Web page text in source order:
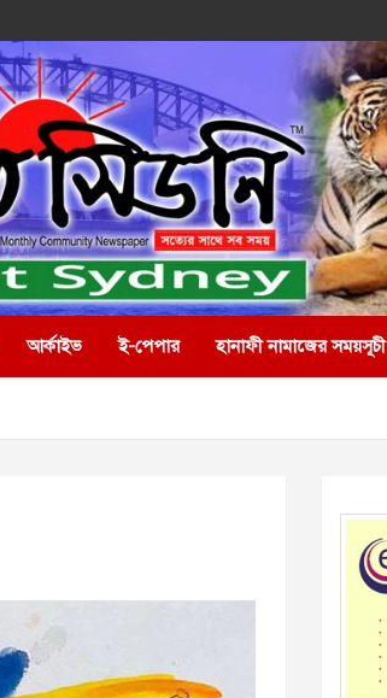
আর্কাইভ ই-পেপার হানাফী নামাজের সময়সূচী